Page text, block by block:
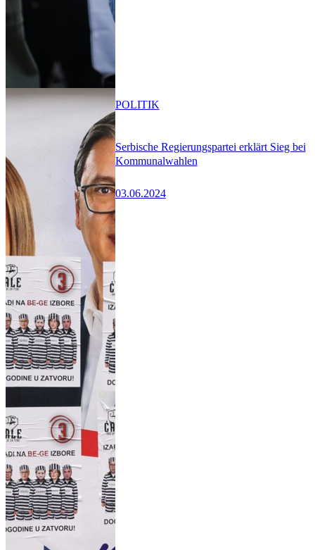
Serbische Regierungspartei erklärt Sieg bei
Kommunalwahlen
03.06.2024
POLITIK